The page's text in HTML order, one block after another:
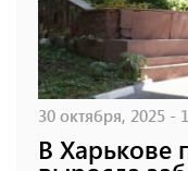
30 октября, 2025 -
В Харькове